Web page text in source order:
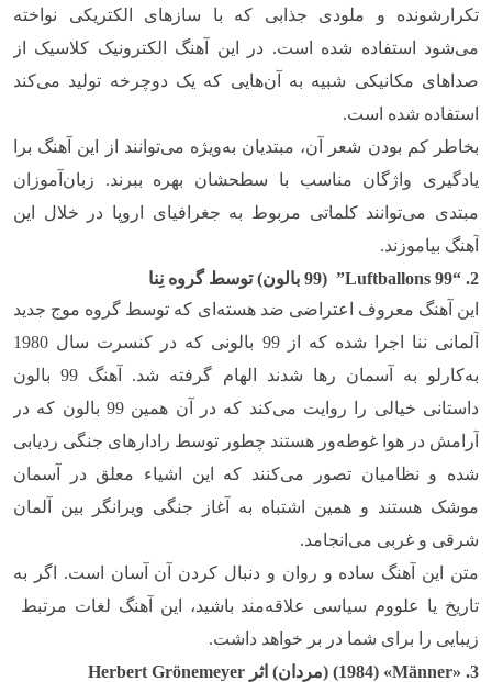
تکرارشونده و ملودی جذابی که با سازهای الکتریکی نواخته
می‌شود استفاده شده است. در این آهنگ الکترونیک کلاسیک از
صداهای مکانیکی شبیه به آن‌هایی که یک دوچرخه تولید می‌کند
استفاده شده است.
بخاطر کم بودن شعر آن، مبتدیان به‌ویژه می‌توانند از این آهنگ برا
یادگیری واژگان مناسب با سطحشان بهره ببرند. زبان‌آموزان
مبتدی می‌توانند کلماتی مربوط به جغرافیای اروپا در خلال این
آهنگ بیاموزند.
2. “99
Luftballons” (99 بالون) توسط گروه نِنا
این آهنگ معروف اعتراضی ضد هسته‌ای که توسط گروه موج جدید
آلمانی ننا اجرا شده که از 99 بالونی که در کنسرت سال 1980
به‌کارلو به آسمان رها شدند الهام گرفته شد. آهنگ 99 بالون
داستانی خیالی را روایت می‌کند که در آن همین 99 بالون که در
آرامش در هوا غوطه‌ور هستند چطور توسط رادارهای جنگی ردیابی
شده و نظامیان تصور می‌کنند که این اشیاء معلق در آسمان
موشک هستند و همین اشتباه به آغاز جنگی ویرانگر بین آلمان
شرقی و غربی می‌انجامد.
متن این آهنگ ساده و روان و دنبال کردن آن آسان است. اگر به
تاریخ یا علووم سیاسی علاقه‌مند باشید، این آهنگ لغات مرتبط
زیبایی را برای شما در بر خواهد داشت.
3. «
Männer» (1984) (مردان) اثر
Herbert Grönemeyer